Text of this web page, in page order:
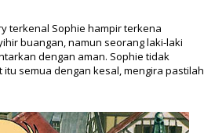
terkenal Sophie hampir terkena
buangan, namun seorang laki-laki
dengan aman. Sophie tidak
semua dengan kesal, mengira pastilah